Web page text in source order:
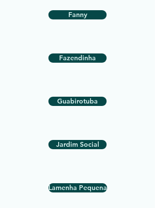
Fanny
Fazendinha
Guabirotuba
Jardim Social
Lamenha Pequena